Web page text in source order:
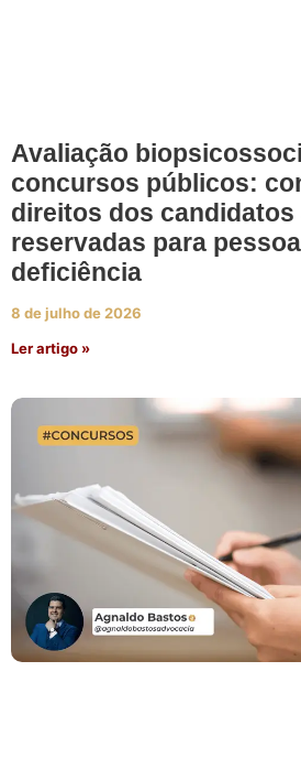
Avaliação
concursos públicos:
direitos dos candidatos
reservadas para
deficiência
8 de julho de 2026
Ler artigo »